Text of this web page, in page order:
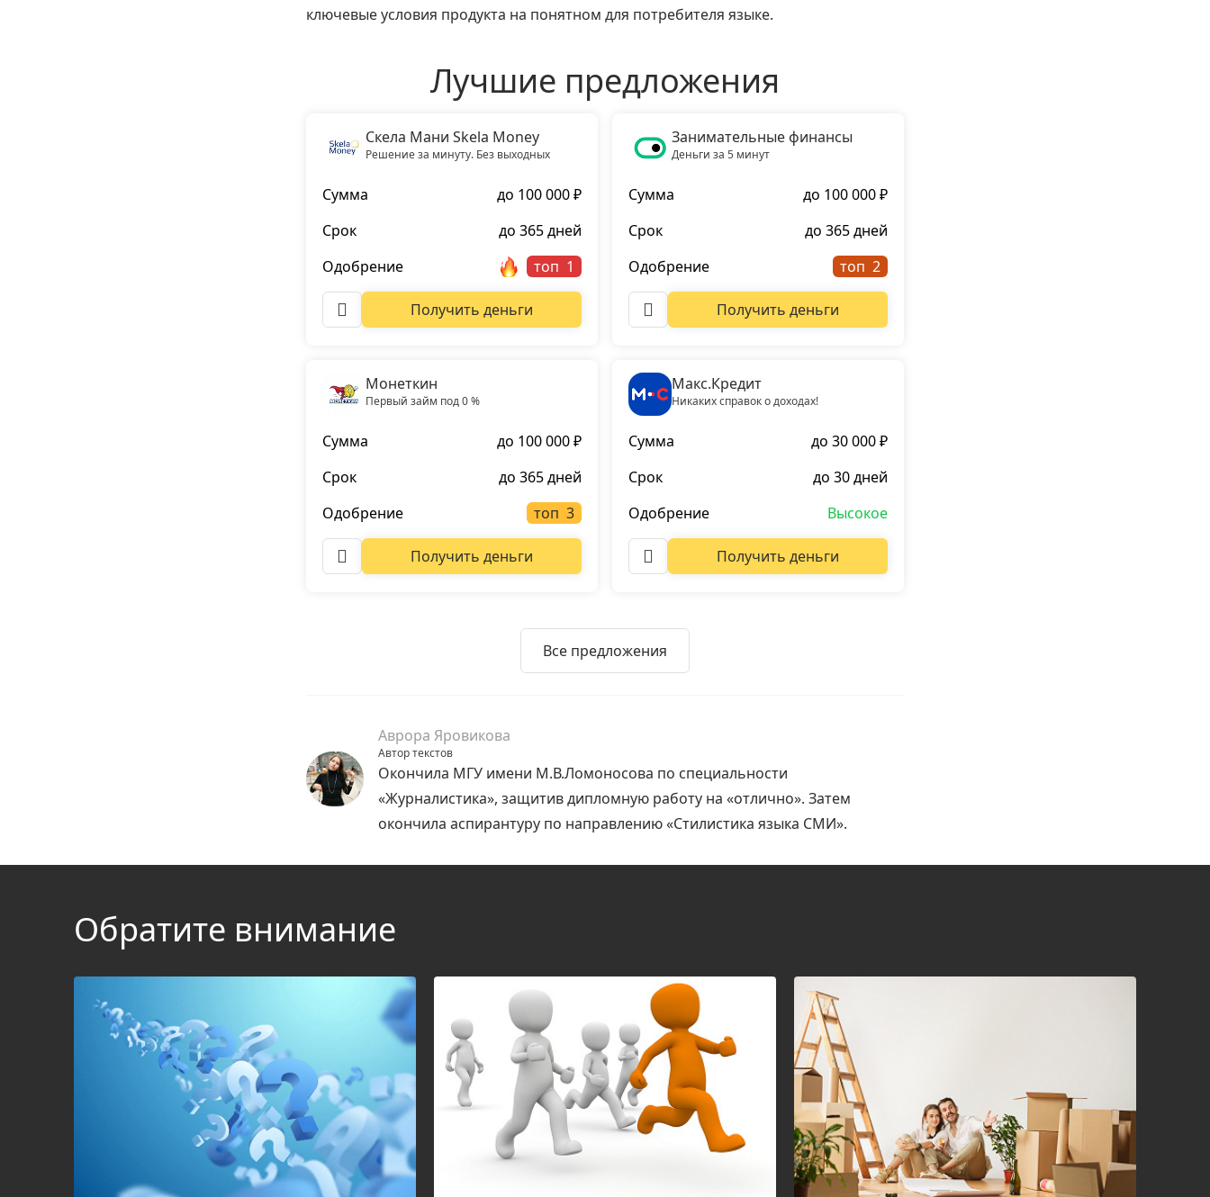
ключевые условия продукта на понятном для потребителя языке.
Лучшие предложения
Скела Мани Skela Money
Решение за минуту. Без выходных
Сумма
до 100 000 ₽
Срок
до 365 дней
Одобрение
топ
Получить деньги
Занимательные финансы
Деньги за 5 минут
Сумма
до 100 000 ₽
Срок
до 365 дней
Одобрение
топ
Получить деньги
Монеткин
Первый займ под 0 %
Сумма
до 100 000 ₽
Срок
до 365 дней
Одобрение
топ
Получить деньги
Макс.Кредит
Никаких справок о доходах!
Сумма
до 30 000 ₽
Срок
до 30 дней
Одобрение
Высокое
Получить деньги
Все предложения
Аврора Яровикова
Автор текстов
Окончила МГУ имени М.В.Ломоносова по специальности
«Журналистика», защитив дипломную работу на «отлично». Затем
окончила аспирантуру по направлению «Стилистика языка СМИ».
Обратите внимание